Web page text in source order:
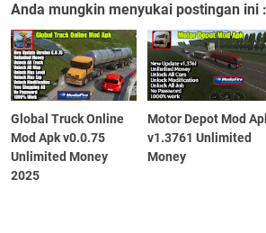
Anda mungkin menyukai postingan ini :
Global Truck Online
Mod Apk v0.0.75
Unlimited Money
2025
Motor Depot Mod
v1.3761 Unlimited
Money